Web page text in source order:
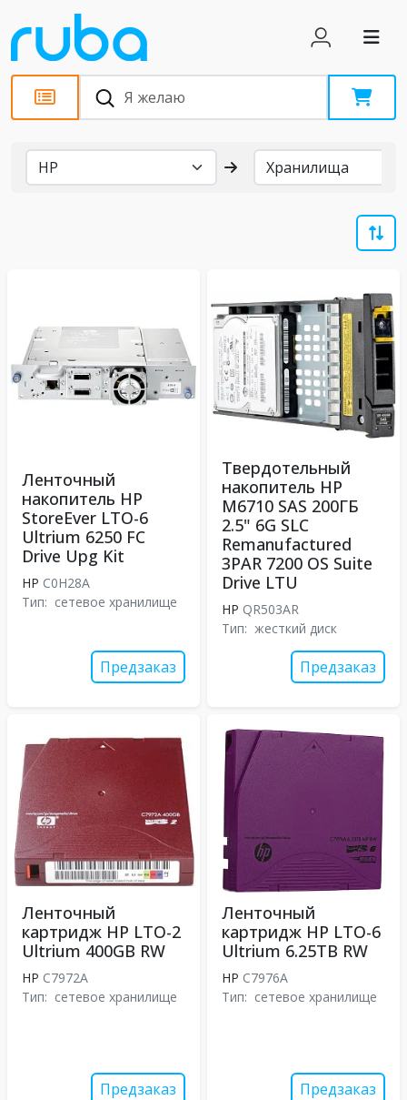
Бренды
Ленточный
накопитель HP
StoreEver LTO-6
Ultrium 6250 FC
Drive Upg Kit
HP C0H28A
Тип: сетевое хранилище
Предзаказ
Твердотельный
накопитель HP
M6710 SAS 200ГБ
2.5" 6G SLC
Remanufactured
3PAR 7200 OS Suite
Drive LTU
HP QR503AR
Тип: жесткий диск
Предзаказ
Ленточный
картридж HP LTO-2
Ultrium 400GB RW
HP C7972A
Тип: сетевое хранилище
Предзаказ
Ленточный
картридж HP LTO-6
Ultrium 6.25TB RW
HP C7976A
Тип: сетевое хранилище
Предзаказ